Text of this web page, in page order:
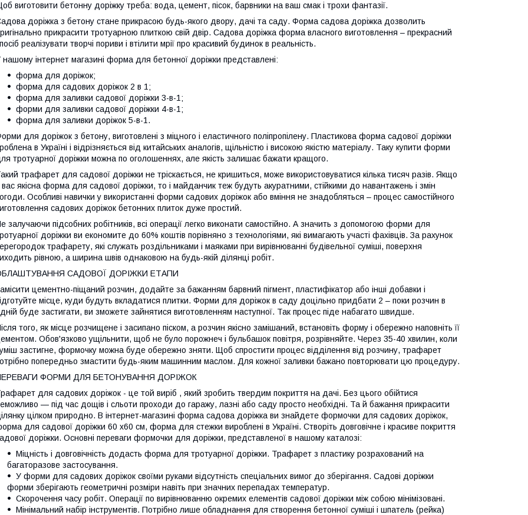
виготовити бетонну доріжку треба: вода, цемент, пісок, барвники на ваш смак і трохи фантазії.
доріжка з бетону стане прикрасою будь-якого двору, дачі та саду. Форма садова доріжка дозволить
прикрасити тротуарною плиткою свій двір. Садова доріжка форма власного виготовлення – прекрасний
реалізувати творчі пориви і втілити мрії про красивий будинок в реальність.
нашому інтернет магазині форма для бетонної доріжки представлені:
форма для доріжок;
форма для садових доріжок 2 в 1;
форма для заливки садової доріжки 3-в-1;
форми для заливки садової доріжки 4-в-1;
форма для заливки доріжок 5-в-1.
для доріжок з бетону, виготовлені з міцного і еластичного поліпропілену. Пластикова форма садової доріжки
в Україні і відрізняється від китайських аналогів, щільністю і високою якістю матеріалу. Таку купити форми
тротуарної доріжки можна по оголошеннях, але якість залишає бажати кращого.
трафарет для садової доріжки не тріскається, не кришиться, може використовуватися кілька тисяч разів. Якщо
вас якісна форма для садової доріжки, то і майданчик теж будуть акуратними, стійкими до навантажень і змін
Особливі навички у використанні форми садових доріжок або вміння не знадобляться – процес самостійного
садових доріжок бетонних плиток дуже простий.
залучаючи підсобних робітників, всі операції легко виконати самостійно. А значить з допомогою форми для
доріжки ви економите до 60% коштів порівняно з технологіями, які вимагають участі фахівців. За рахунок
трафарету, які служать роздільниками і маяками при вирівнюванні будівельної суміші, поверхня
рівною, а ширина швів однаковою на будь-якій ділянці робіт.
САДОВОЇ ДОРІЖКИ ЕТАПИ
цементно-піщаний розчин, додайте за бажанням барвний пігмент, пластифікатор або інші добавки і
місце, куди будуть вкладатися плитки. Форми для доріжок в саду доцільно придбати 2 – поки розчин в
буде застигати, ви зможете зайнятися виготовленням наступної. Так процес піде набагато швидше.
того, як місце розчищене і засипано піском, а розчин якісно замішаний, встановіть форму і обережно наповніть її
Обов'язково ущільнити, щоб не було порожнеч і бульбашок повітря, розрівняйте. Через 35-40 хвилин, коли
застигне, формочку можна буде обережно зняти. Щоб спростити процес відділення від розчину, трафарет
попередньо змастити будь-яким машинним маслом. Для кожної заливки бажано повторювати цю процедуру.
ФОРМИ ДЛЯ БЕТОНУВАННЯ ДОРІЖОК
для садових доріжок - це той виріб , який зробить твердим покриття на дачі. Без цього обійтися
— під час дощів і сльоти проходи до гаражу, лазні або саду просто необхідні. Та й бажання прикрасити
цілком природно. В інтернет-магазині форма садова доріжка ви знайдете формочки для садових доріжок,
для садової доріжки 60 х60 см, форма для стежки вироблені в Україні. Створіть довговічне і красиве покриття
доріжки. Основні переваги формочки для доріжки, представленої в нашому каталозі:
Міцність і довговічність додасть форма для тротуарної доріжки. Трафарет з пластику розрахований на
багаторазове застосування.
У форми для садових доріжок своїми руками відсутність спеціальних вимог до зберігання. Садові доріжки
форми зберігають геометричні розміри навіть при значних перепадах температур.
Скорочення часу робіт. Операції по вирівнюванню окремих елементів садової доріжки між собою мінімізовані.
Мінімальний набір інструментів. Потрібно лише обладнання для створення бетонної суміші і шпатель (рейка)